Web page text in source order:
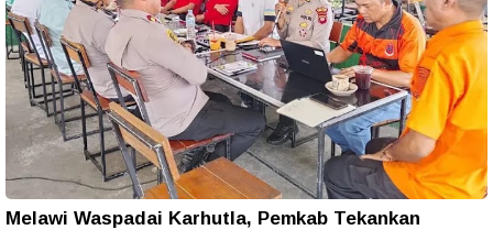
Melawi Waspadai Karhutla, Pemkab Tekankan